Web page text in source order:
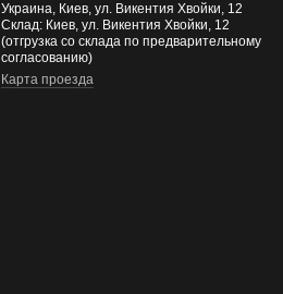
Украина, Киев, ул. Викентия Хвойки, 12
Склад: Киев, ул. Викентия Хвойки, 12
(отгрузка со склада по предварительному
согласованию)
Карта проезда